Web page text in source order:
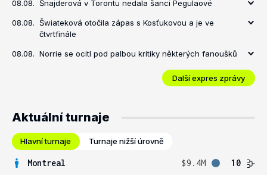
08.08. Šnajderová v Torontu nedala šanci Pegulaové
08.08. Šwiateková otočila zápas s Kosťukovou a je ve
čtvrtfinále
08.08. Norrie se ocitl pod palbou kritiky některých fanoušků
Další expres zprávy
Aktuální turnaje
Hlavní turnaje Turnaje nižší úrovně
Montreal $9.4M
10